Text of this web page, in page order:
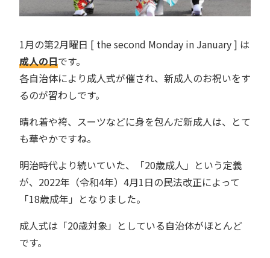
1月の第2月曜日 [ the second Monday in January ] は
成人の日です。
各自治体により成人式が催され、新成人のお祝いをす
るのが習わしです。
晴れ着や袴、スーツなどに身を包んだ新成人は、とて
も華やかですね。
明治時代より続いていた、「20歳成人」という定義
が、2022年（令和4年）4月1日の民法改正によって
「18歳成年」となりました。
成人式は「20歳対象」としている自治体がほとんど
です。